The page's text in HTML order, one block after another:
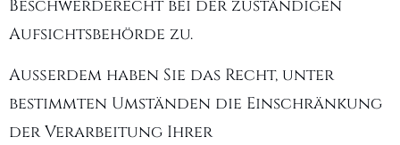
Beschwerderecht bei der zuständigen
Aufsichtsbehörde zu.
Außerdem haben Sie das Recht, unter
bestimmten Umständen die Einschränkung
der Verarbeitung Ihrer